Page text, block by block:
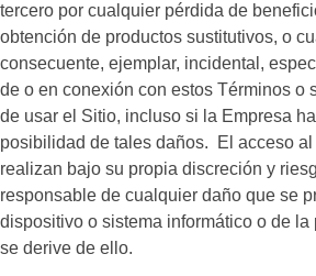
tercero por cualquier pérdida de
obtención de productos sustitutivos, o
consecuente, ejemplar, incidental,
de o en conexión con estos Términos o
de usar el Sitio, incluso si la Empresa
posibilidad de tales daños. El acceso
realizan bajo su propia discreción y
responsable de cualquier daño que se
dispositivo o sistema informático o de
se derive de ello.